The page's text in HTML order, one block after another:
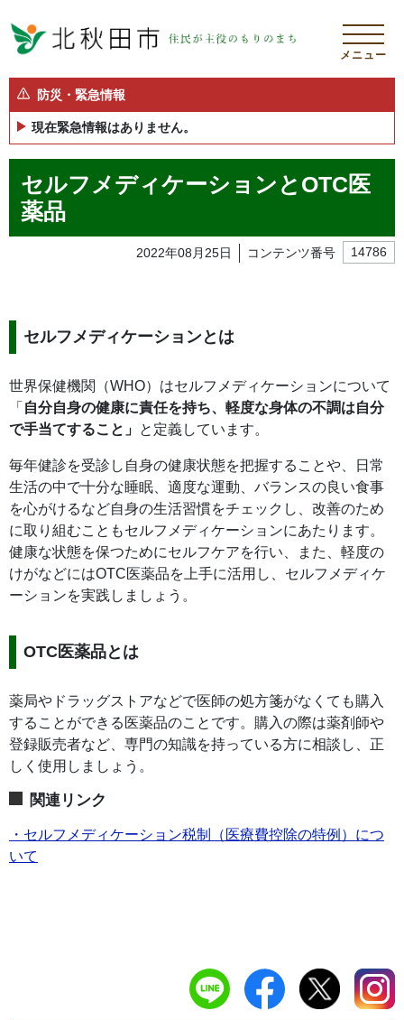
メニュー
防災・緊急情報
現在緊急情報はありません。
セルフメディケーションとOTC医
薬品
2022年08月25日 コンテンツ番号 14786
セルフメディケーションとは
世界保健機関（WHO）はセルフメディケーションについて
「 自分自身の健康に責任を持ち、軽度な身体の不調は自分
で手当てすること」 と定義しています。
毎年健診を受診し自身の健康状態を把握することや、日常
生活の中で十分な睡眠、適度な運動、バランスの良い食事
を心がけるなど自身の生活習慣をチェックし、改善のため
に取り組むこともセルフメディケーションにあたります。
健康な状態を保つためにセルフケアを行い、また、軽度の
けがなどにはOTC医薬品を上手に活用し、セルフメディケ
ーションを実践しましょう。
OTC医薬品とは
薬局やドラッグストアなどで医師の処方箋がなくても購入
することができる医薬品のことです。購入の際は薬剤師や
登録販売者など、専門の知識を持っている方に相談し、正
しく使用しましょう。
関連リンク
・セルフメディケーション税制（医療費控除の特例）につ
いて